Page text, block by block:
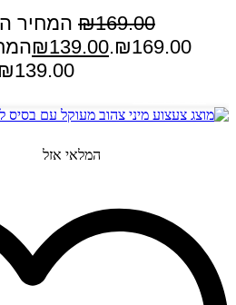
₪169.00
המחיר
₪169.00.
₪139.00
₪139.00.
המלאי אזל